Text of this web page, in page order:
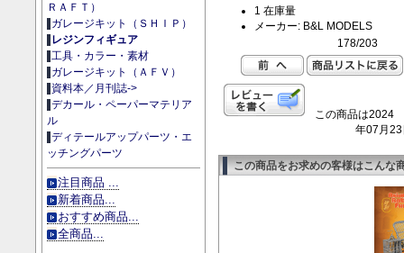
ＲＡＦＴ）
ガレージキット（ＳＨＩＰ）
レジンフィギュア
工具・カラー・素材
ガレージキット（ＡＦＶ）
資料本／月刊誌->
デカール・ペーパーマテリア
ル
ディテールアップパーツ・エ
ッチングパーツ
注目商品 ...
新着商品...
おすすめ商品...
全商品...
1 在庫量
メーカー: B&L MODELS
178/203
この商品は2024
年07月
この商品をお求めの客様はこんな